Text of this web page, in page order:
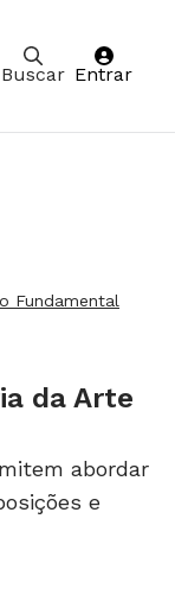
Buscar Entrar
Fundamental
da Arte
abordar
e